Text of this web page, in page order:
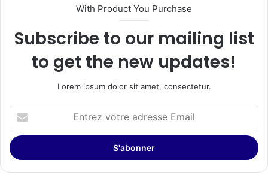
With Product You Purchase
Subscribe to our mailing list
to get the new updates!
Lorem ipsum dolor sit amet, consectetur.
votre
adresse
Email